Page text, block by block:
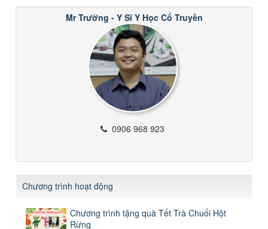
Mr Trường - Y Sĩ Y Học Cổ Truyền
0906 968 923
Chương trình hoạt động
Chương trình tặng quà Tết Trà Chuối Hột
Rừng